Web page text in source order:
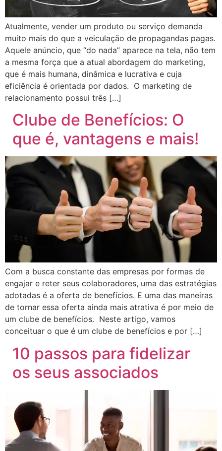
Atualmente, vender um produto ou serviço demanda
muito mais do que a veiculação de propagandas pagas.
Aquele anúncio, que “do nada” aparece na tela, não tem
a mesma força que a atual abordagem do marketing,
que é mais humana, dinâmica e lucrativa e cuja
eficiência é orientada por dados. O marketing de
relacionamento possui três […]
Clube de Benefícios: O
que é, vantagens e mais!
Com a busca constante das empresas por formas de
engajar e reter seus colaboradores, uma das estratégias
adotadas é a oferta de benefícios. E uma das maneiras
de tornar essa oferta ainda mais atrativa é por meio de
um clube de benefícios. Neste artigo, vamos
conceituar o que é um clube de benefícios e por […]
10 passos para fidelizar
os seus associados